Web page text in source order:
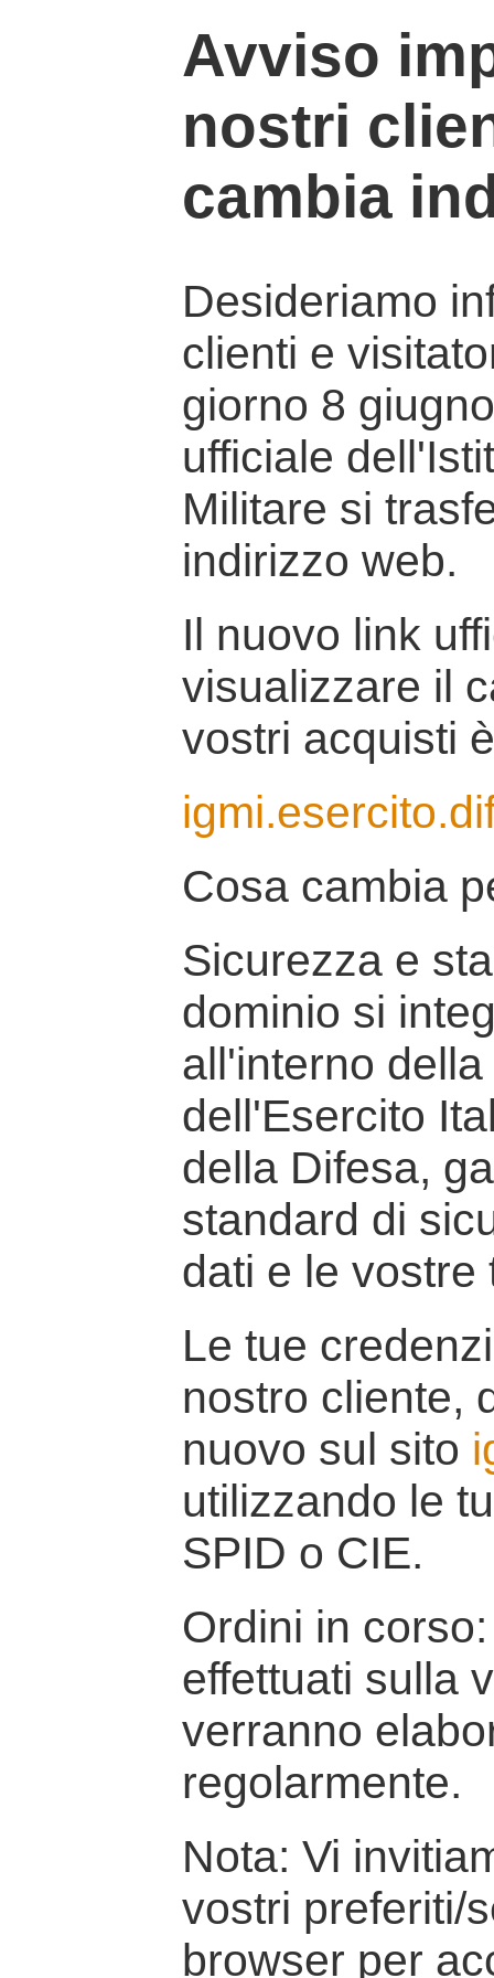
Avviso
nostri
cambia
Desideriamo
clienti e
giorno 8
ufficiale
Militare si
indirizzo web.
Il nuovo link
visualizzare il
vostri acquisti
Cosa cambia
Sicurezza e
dominio si
all'interno
dell'Esercito
della Difesa,
standard di
dati e le vostre
Le tue
nostro cliente,
nuovo sul sito
utilizzando le
SPID o CIE.
Ordini in
effettuati sulla
verranno
regolarmente.
Nota: Vi
vostri preferiti/
browser per